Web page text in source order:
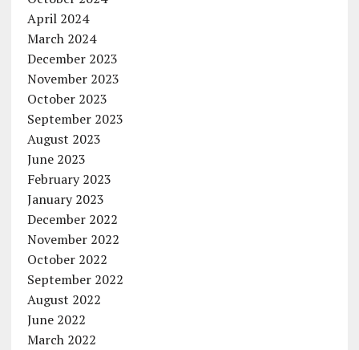
April 2024
March 2024
December 2023
November 2023
October 2023
September 2023
August 2023
June 2023
February 2023
January 2023
December 2022
November 2022
October 2022
September 2022
August 2022
June 2022
March 2022